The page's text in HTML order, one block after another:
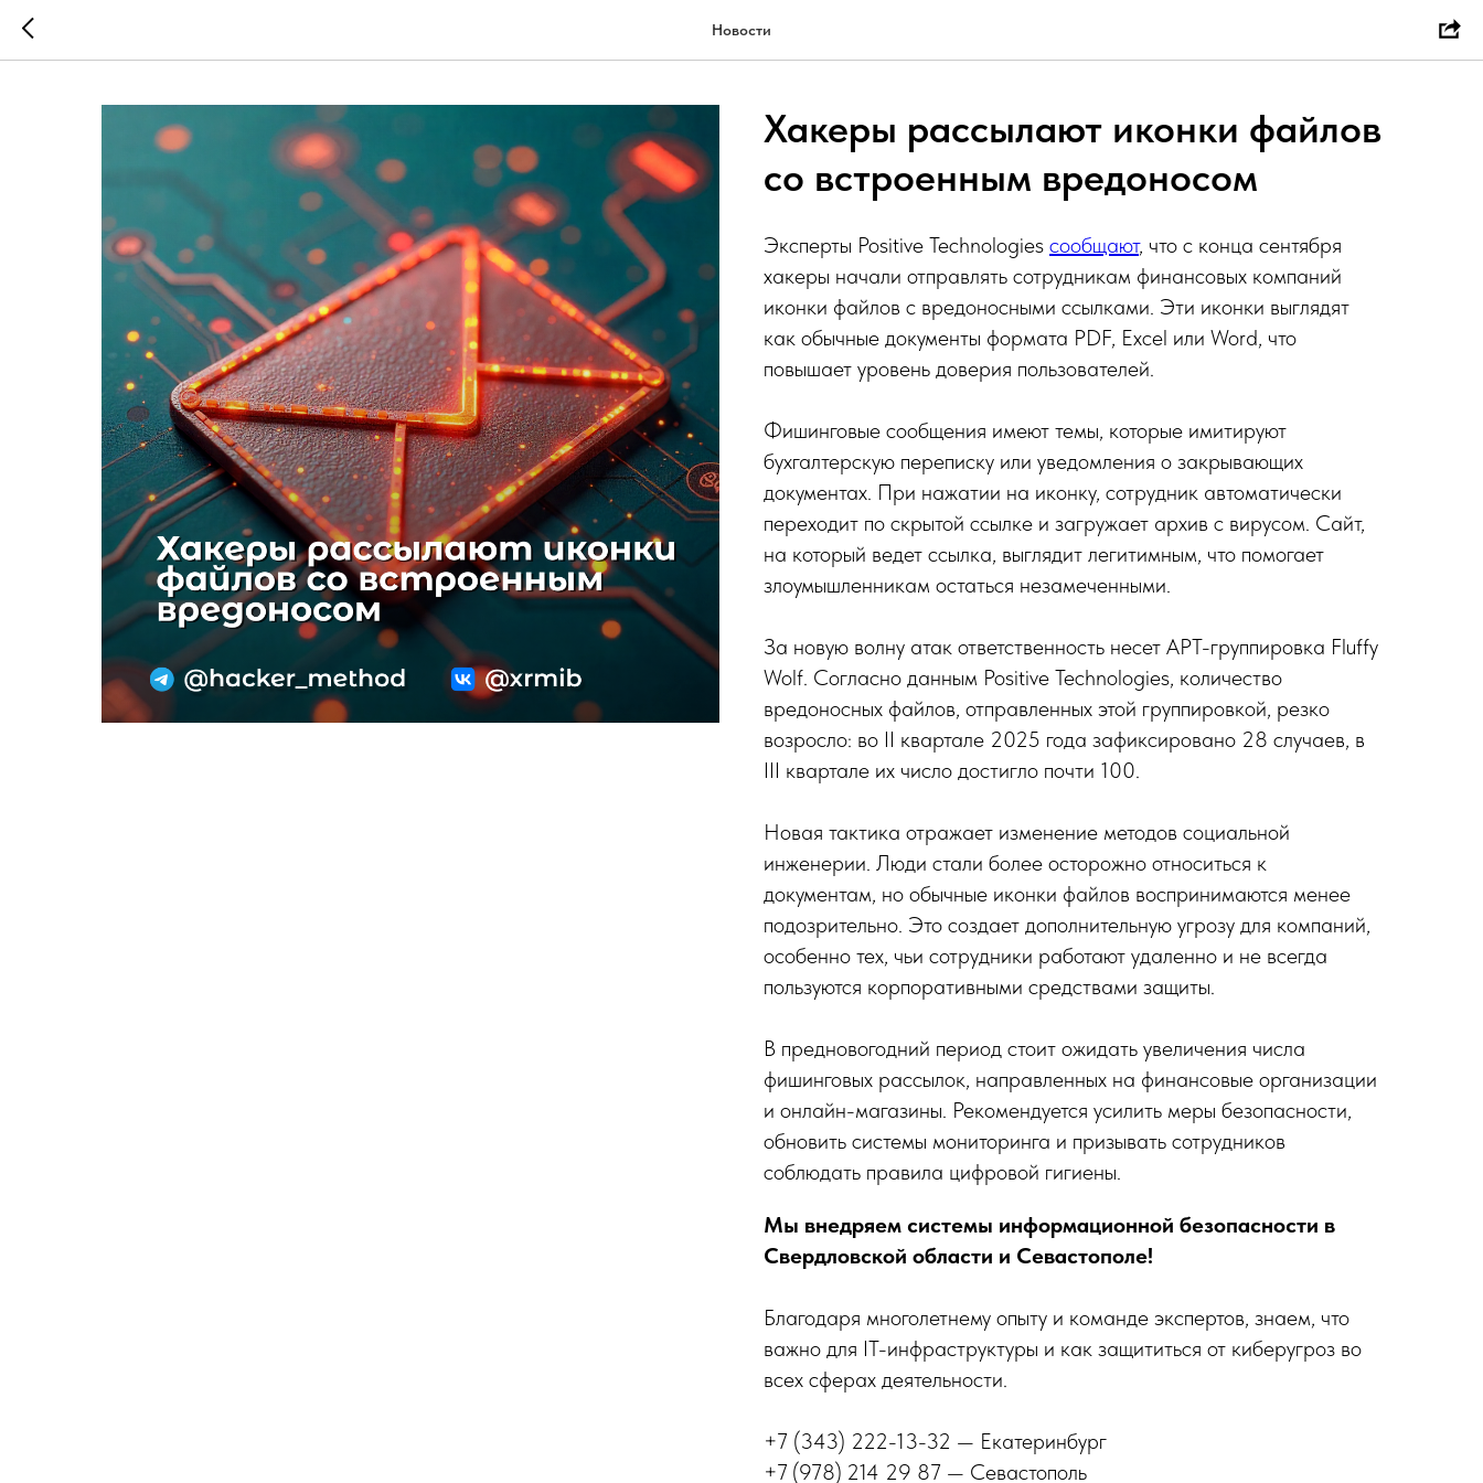
Новости
Хакеры рассылают иконки файлов
со встроенным вредоносом
Эксперты Positive Technologies сообщают, что с конца сентября
хакеры начали отправлять сотрудникам финансовых компаний
иконки файлов с вредоносными ссылками. Эти иконки выглядят
как обычные документы формата PDF, Excel или Word, что
повышает уровень доверия пользователей.
Фишинговые сообщения имеют темы, которые имитируют
бухгалтерскую переписку или уведомления о закрывающих
документах. При нажатии на иконку, сотрудник автоматически
переходит по скрытой ссылке и загружает архив с вирусом. Сайт,
на который ведет ссылка, выглядит легитимным, что помогает
злоумышленникам остаться незамеченными.
За новую волну атак ответственность несет APT-группировка Fluffy
Wolf. Согласно данным Positive Technologies, количество
вредоносных файлов, отправленных этой группировкой, резко
возросло: во II квартале 2025 года зафиксировано 28 случаев, в
III квартале их число достигло почти 100.
Новая тактика отражает изменение методов социальной
инженерии. Люди стали более осторожно относиться к
документам, но обычные иконки файлов воспринимаются менее
подозрительно. Это создает дополнительную угрозу для компаний,
особенно тех, чьи сотрудники работают удаленно и не всегда
пользуются корпоративными средствами защиты.
В предновогодний период стоит ожидать увеличения числа
фишинговых рассылок, направленных на финансовые организации
и онлайн-магазины. Рекомендуется усилить меры безопасности,
обновить системы мониторинга и призывать сотрудников
соблюдать правила цифровой гигиены.
Мы внедряем системы информационной безопасности в
Свердловской области и Севастополе!
Благодаря многолетнему опыту и команде экспертов, знаем, что
важно для IT-инфраструктуры и как защититься от киберугроз во
всех сферах деятельности.
+7 (343) 222-13-32 — Екатеринбург
+7 (978) 214 29 87 — Севастополь